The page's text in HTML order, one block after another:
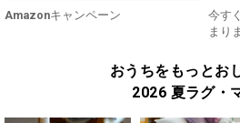
Amazonキャンペーン
今す
まり
おうちをもっとお
2026 夏ラグ・